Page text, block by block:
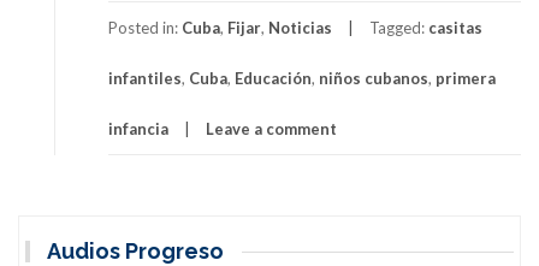
Posted in: Cuba, Fijar, Noticias Tagged: casitas
infantiles, Cuba, Educación, niños cubanos, primera
infancia Leave a comment
Audios Progreso